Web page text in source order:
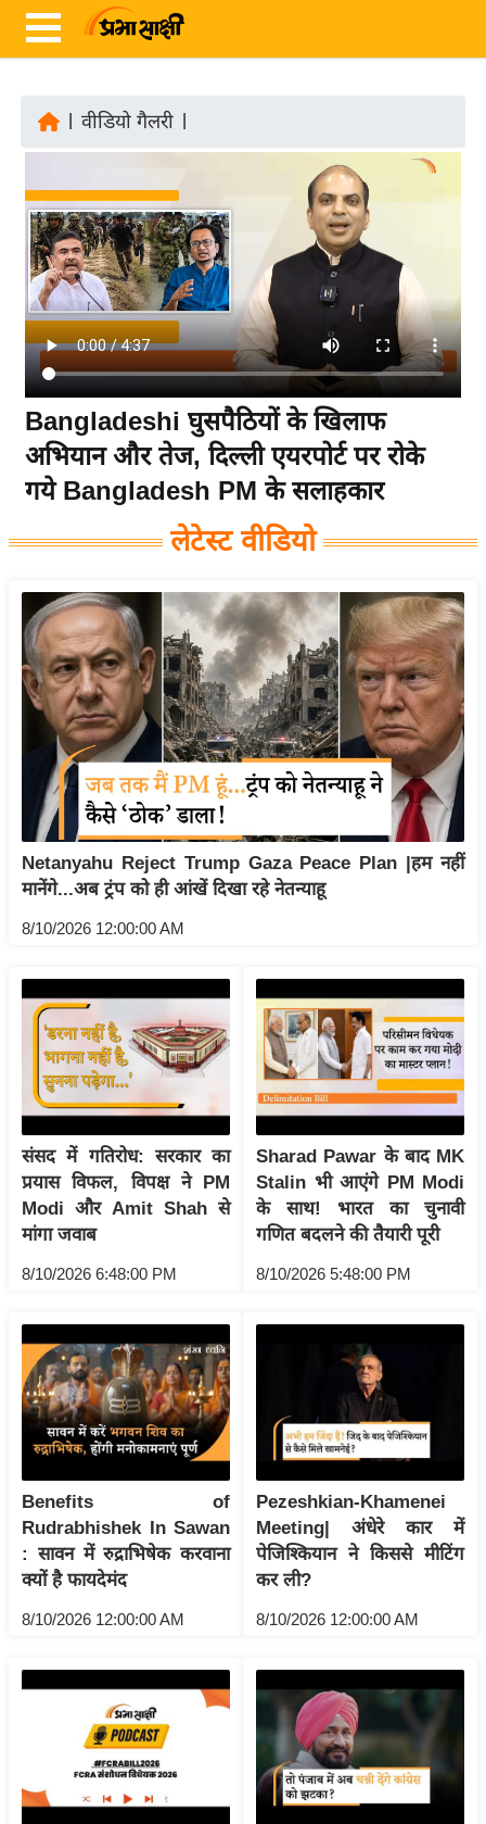
ता
ज़ा
ख
रा
ष्ट्री
य
अं
त
र्रा
ष्ट्री
बि
स
उ
द्यो
ज
वि
शे
ष
ज्ञ
य
ब
खे
ल
क्रि
के
ट
P
2
0
2
6
क्रा
इ
म
ई
-
मि
बे
वीडियो गैलरी
Bangladeshi घुसपैठियों के खिलाफ
अभियान और तेज, दिल्ली एयरपोर्ट पर रोके
गये Bangladesh PM के सलाहकार
लेटेस्ट वीडियो
Netanyahu Reject Trump Gaza Peace Plan |हम नहीं
मानेंगे...अब ट्रंप को ही आंखें दिखा रहे नेतन्याहू
8/10/2026 12:00:00 AM
संसद में गतिरोध: सरकार का
प्रयास विफल, विपक्ष ने PM
Modi और Amit Shah से
मांगा जवाब
8/10/2026 6:48:00 PM
Sharad Pawar के बाद MK
Stalin भी आएंगे PM Modi
के साथ! भारत का चुनावी
गणित बदलने की तैयारी पूरी
8/10/2026 5:48:00 PM
Benefits of
Rudrabhishek In Sawan
: सावन में रुद्राभिषेक करवाना
क्यों है फायदेमंद
8/10/2026 12:00:00 AM
Pezeshkian-Khamenei
Meeting| अंधेरे कार में
पेजिश्कियान ने किससे मीटिंग
कर ली?
8/10/2026 12:00:00 AM